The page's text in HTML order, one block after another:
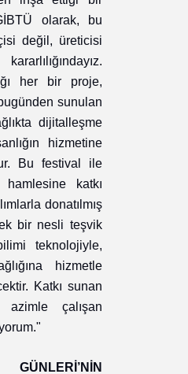
olarak, bu
değil, üreticisi
her bir proje,
sunulan
dijitalleşme
hizmetine
Bu festival ile
katkı
donatılmış
bir nesli teşvik
teknolojiyle,
hizmetle
Katkı sunan
azimle çalışan